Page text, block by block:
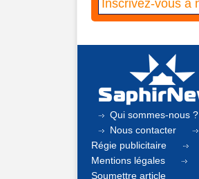
Qui sommes-nous ?
Nous contacter
Régie publicitaire
Mentions légales
Soumettre article